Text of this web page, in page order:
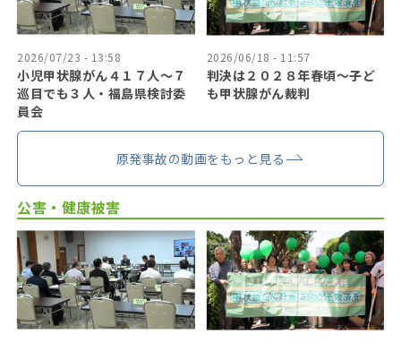
2026/07/23 - 13:58
小児甲状腺がん４１７人〜７
巡目でも３人・福島県検討委
員会
2026/06/18 - 11:57
判決は２０２８年春頃〜子ど
も甲状腺がん裁判
原発事故の動画をもっと見る
公害・健康被害